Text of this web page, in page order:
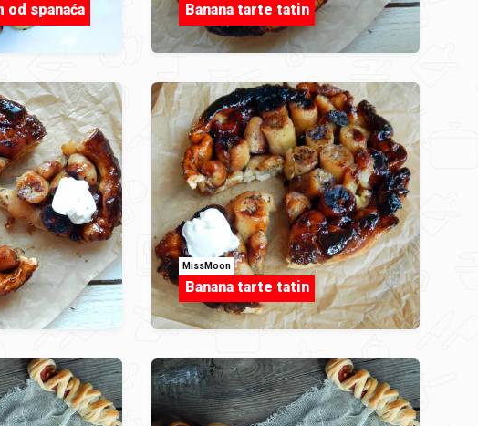
od spanaća Banana tarte tatin
MissMoon
Banana tarte tatin